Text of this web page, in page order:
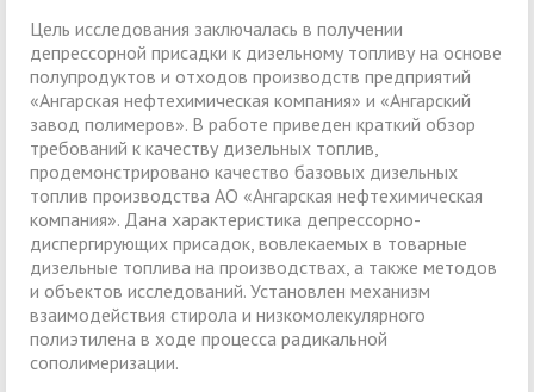
Цель исследования заключалась в получении
депрессорной присадки к дизельному топливу на основе
полупродуктов и отходов производств предприятий
«Ангарская нефтехимическая компания» и «Ангарский
завод полимеров». В работе приведен краткий обзор
требований к качеству дизельных топлив,
продемонстрировано качество базовых дизельных
топлив производства АО «Ангарская нефтехимическая
компания». Дана характеристика депрессорно-
диспергирующих присадок, вовлекаемых в товарные
дизельные топлива на производствах, а также методов
и объектов исследований. Установлен механизм
взаимодействия стирола и низкомолекулярного
полиэтилена в ходе процесса радикальной
сополимеризации.